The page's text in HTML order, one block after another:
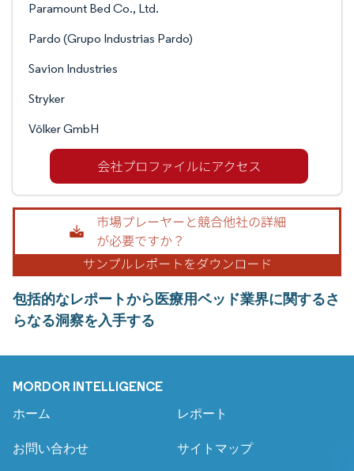
Paramount Bed Co., Ltd.
Pardo (Grupo Industrias Pardo)
Savion Industries
Stryker
Völker GmbH
包括的なレポートから医療用ベッド業界に関するさ
らなる洞察を入手する
MORDOR INTELLIGENCE
ホーム レポート
お問い合わせ サイトマップ